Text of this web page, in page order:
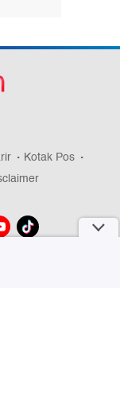
Kotak Pos